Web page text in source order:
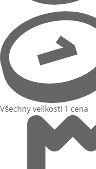
Všechny velikosti 1 cena